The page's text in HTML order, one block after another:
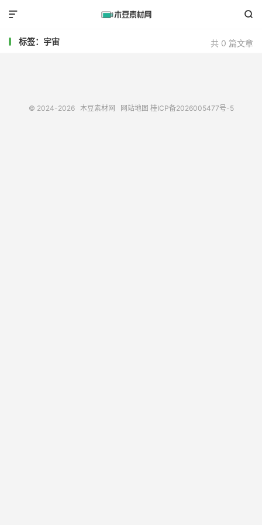


共 0 篇文章
标签：宇宙
© 2024-2026 木豆素材网 网站地图 桂ICP备2026005477号-5